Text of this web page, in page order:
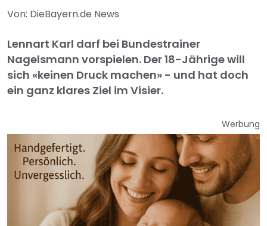
Von: DieBayern.de News
Lennart Karl darf bei Bundestrainer
Nagelsmann vorspielen. Der 18-Jährige will
sich «keinen Druck machen» - und hat doch
ein ganz klares Ziel im Visier.
Werbung